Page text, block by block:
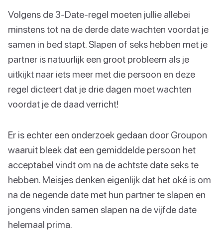
Volgens de 3-Date-regel moeten jullie allebei
minstens tot na de derde date wachten voordat je
samen in bed stapt. Slapen of seks hebben met je
partner is natuurlijk een groot probleem als je
uitkijkt naar iets meer met die persoon en deze
regel dicteert dat je drie dagen moet wachten
voordat je de daad verricht!
Er is echter een onderzoek gedaan door Groupon
waaruit bleek dat een gemiddelde persoon het
acceptabel vindt om na de achtste date seks te
hebben. Meisjes denken eigenlijk dat het oké is om
na de negende date met hun partner te slapen en
jongens vinden samen slapen na de vijfde date
helemaal prima.